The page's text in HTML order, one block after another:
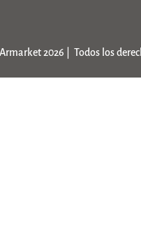
2026 | Todos los